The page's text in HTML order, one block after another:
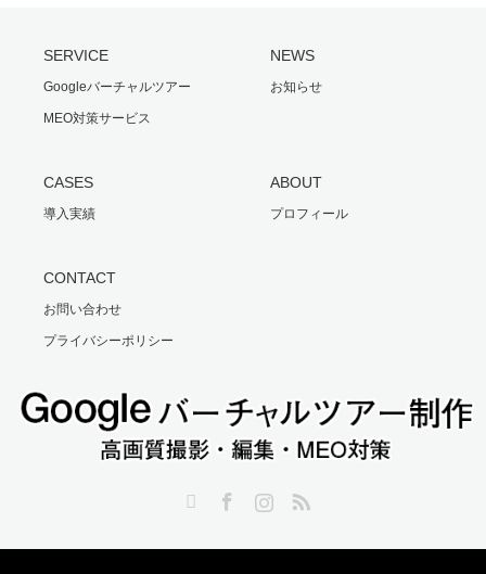
SERVICE
Googleバーチャルツアー
MEO対策サービス
NEWS
お知らせ
CASES
導入実績
ABOUT
プロフィール
CONTACT
お問い合わせ
プライバシーポリシー